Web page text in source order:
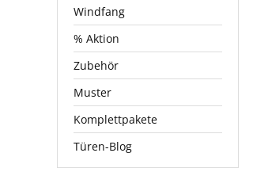
Windfang
% Aktion
Zubehör
Muster
Komplettpakete
Türen-Blog